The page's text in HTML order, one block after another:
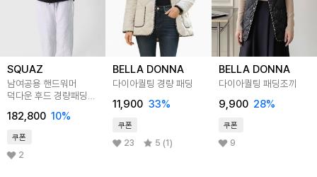
SQUAZ
남여공용 핸드워머
덕다운 후드 경량패딩
182,800 10%
쿠폰
2
BELLA DONNA
다이아퀄팅 경량 패딩
11,900 33%
쿠폰
23 5 (1)
BELLA DONNA
다이아퀄팅 패딩조끼
9,900 28%
쿠폰
9